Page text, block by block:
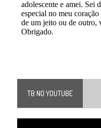
TB NO YOUTUBE